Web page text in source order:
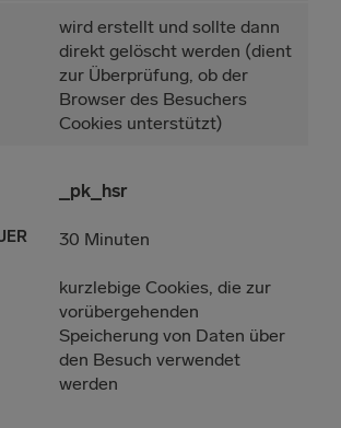
wird erstellt und sollte dann
direkt gelöscht werden (dient
zur Überprüfung, ob der
Browser des Besuchers
Cookies unterstützt)
_pk_hsr
30 Minuten
kurzlebige Cookies, die zur
vorübergehenden
Speicherung von Daten über
den Besuch verwendet
werden